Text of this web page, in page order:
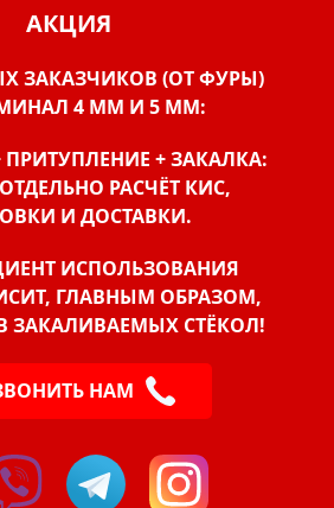
АКЦИЯ
ЗАКАЗЧИКОВ (ОТ ФУРЫ)
4 ММ И 5 ММ:
ПРИТУПЛЕНИЕ + ЗАКАЛКА:
РАСЧЁТ КИС,
И ДОСТАВКИ.
ИСПОЛЬЗОВАНИЯ
ГЛАВНЫМ ОБРАЗОМ,
ЗАКАЛИВАЕМЫХ СТЁКОЛ!
НАМ